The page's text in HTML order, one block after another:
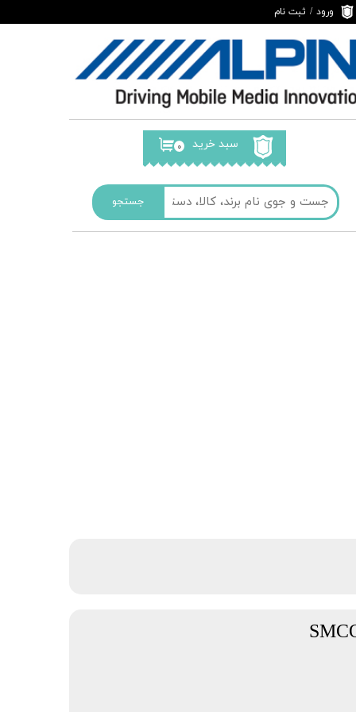
جستجو
ورود / ثبت نام
تغییر گذر واژه
سفارشات
خروج از حساب
۰ سبد خرید